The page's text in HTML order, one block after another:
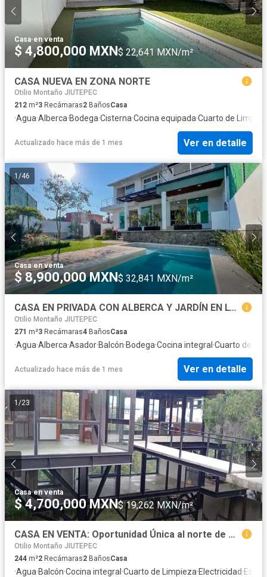
Casa·en venta
$ 4,800,000 MXN$ 22,641 MXN/m²
CASA NUEVA EN ZONA NORTE
Otilio Montaño JIUTEPEC
212 m²3 Recámaras2 BañosCasa
·Agua·Alberca·Bodega·Cisterna·Cocina equipada·Cuarto de
Actualizado hace más de 1 mes Ver en detalle
1 /46
Casa·en venta
$ 8,900,000 MXN$ 32,841 MXN/m²
CASA EN PRIVADA CON ALBERCA Y JARDÍN EN LOMAS DE TZOMPANTLE
Otilio Montaño JIUTEPEC
271 m²3 Recámaras4 BañosCasa
·Agua·Alberca·Asador·Balcón·Bodega·Cocina integral ·Cuarto de
Actualizado hace más de 1 mes Ver en detalle
1 /23
Casa·en venta
$ 4,700,000 MXN$ 19,262 MXN/m²
CASA EN VENTA: Oportunidad Única al norte de Cuernavaca
Otilio Montaño JIUTEPEC
244 m²2 Recámaras2 BañosCasa
·Agua·Balcón·Cocina integral·Cuarto de Limpieza·Electricidad·